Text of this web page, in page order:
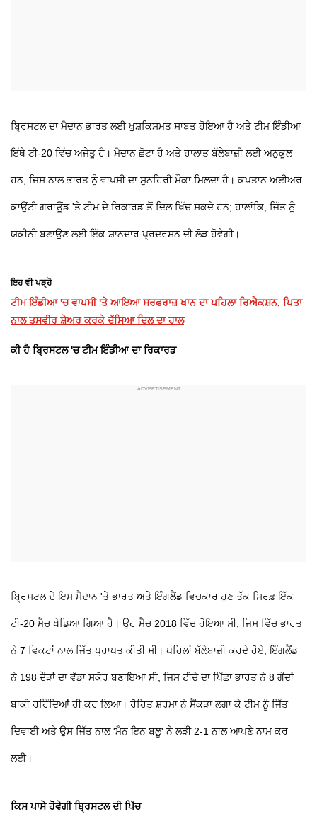
ਬ੍ਰਿਸਟਲ ਦਾ ਮੈਦਾਨ ਭਾਰਤ ਲਈ ਖੁਸ਼ਕਿਸਮਤ ਸਾਬਤ ਹੋਇਆ ਹੈ ਅਤੇ ਟੀਮ ਇੰਡੀਆ
ਇੱਥੇ ਟੀ-20 ਵਿੱਚ ਅਜੇਤੂ ਹੈ। ਮੈਦਾਨ ਛੋਟਾ ਹੈ ਅਤੇ ਹਾਲਾਤ ਬੱਲੇਬਾਜ਼ੀ ਲਈ ਅਨੁਕੂਲ
ਹਨ, ਜਿਸ ਨਾਲ ਭਾਰਤ ਨੂੰ ਵਾਪਸੀ ਦਾ ਸੁਨਹਿਰੀ ਮੌਕਾ ਮਿਲਦਾ ਹੈ। ਕਪਤਾਨ ਅਈਅਰ
ਕਾਉਂਟੀ ਗਰਾਊਂਡ 'ਤੇ ਟੀਮ ਦੇ ਰਿਕਾਰਡ ਤੋਂ ਦਿਲ ਖਿੱਚ ਸਕਦੇ ਹਨ; ਹਾਲਾਂਕਿ, ਜਿੱਤ ਨੂੰ
ਯਕੀਨੀ ਬਣਾਉਣ ਲਈ ਇੱਕ ਸ਼ਾਨਦਾਰ ਪ੍ਰਦਰਸ਼ਨ ਦੀ ਲੋੜ ਹੋਵੇਗੀ।
ਇਹ ਵੀ ਪੜ੍ਹੋ
ਟੀਮ ਇੰਡੀਆ 'ਚ ਵਾਪਸੀ 'ਤੇ ਆਇਆ ਸਰਫਰਾਜ਼ ਖਾਨ ਦਾ ਪਹਿਲਾ ਰਿਐਕਸ਼ਨ, ਪਿਤਾ
ਨਾਲ ਤਸਵੀਰ ਸ਼ੇਅਰ ਕਰਕੇ ਦੱਸਿਆ ਦਿਲ ਦਾ ਹਾਲ
ਕੀ ਹੈ ਬ੍ਰਿਸਟਲ 'ਚ ਟੀਮ ਇੰਡੀਆ ਦਾ ਰਿਕਾਰਡ
ਬ੍ਰਿਸਟਲ ਦੇ ਇਸ ਮੈਦਾਨ 'ਤੇ ਭਾਰਤ ਅਤੇ ਇੰਗਲੈਂਡ ਵਿਚਕਾਰ ਹੁਣ ਤੱਕ ਸਿਰਫ਼ ਇੱਕ
ਟੀ-20 ਮੈਚ ਖੇਡਿਆ ਗਿਆ ਹੈ। ਉਹ ਮੈਚ 2018 ਵਿੱਚ ਹੋਇਆ ਸੀ, ਜਿਸ ਵਿੱਚ ਭਾਰਤ
ਨੇ 7 ਵਿਕਟਾਂ ਨਾਲ ਜਿੱਤ ਪ੍ਰਾਪਤ ਕੀਤੀ ਸੀ। ਪਹਿਲਾਂ ਬੱਲੇਬਾਜ਼ੀ ਕਰਦੇ ਹੋਏ, ਇੰਗਲੈਂਡ
ਨੇ 198 ਦੌੜਾਂ ਦਾ ਵੱਡਾ ਸਕੋਰ ਬਣਾਇਆ ਸੀ, ਜਿਸ ਟੀਚੇ ਦਾ ਪਿੱਛਾ ਭਾਰਤ ਨੇ 8 ਗੇਂਦਾਂ
ਬਾਕੀ ਰਹਿੰਦਿਆਂ ਹੀ ਕਰ ਲਿਆ। ਰੋਹਿਤ ਸ਼ਰਮਾ ਨੇ ਸੈਂਕੜਾ ਲਗਾ ਕੇ ਟੀਮ ਨੂੰ ਜਿੱਤ
ਦਿਵਾਈ ਅਤੇ ਉਸ ਜਿੱਤ ਨਾਲ 'ਮੈਨ ਇਨ ਬਲੂ' ਨੇ ਲੜੀ 2-1 ਨਾਲ ਆਪਣੇ ਨਾਮ ਕਰ
ਲਈ।
ਕਿਸ ਪਾਸੇ ਹੋਵੇਗੀ ਬ੍ਰਿਸਟਲ ਦੀ ਪਿੱਚ